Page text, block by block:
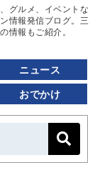
グルメ、イベントな
情報発信ブログ。三
情報もご紹介。
ニュース
おでかけ